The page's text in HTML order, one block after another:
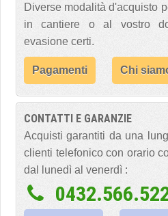
Diverse modalità d'acquisto
in cantiere o al vostro
evasione certi.
Pagamenti Chi
CONTATTI E GARANZIE
Acquisti garantiti da una
clienti telefonico con orario
dal lunedì al venerdì :